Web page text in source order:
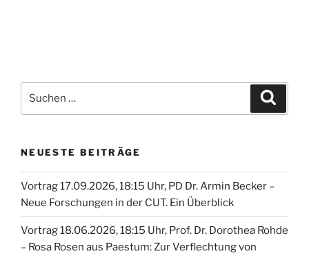
nach:
NEUESTE BEITRÄGE
Vortrag 17.09.2026, 18:15 Uhr, PD Dr. Armin Becker –
Neue Forschungen in der CUT. Ein Überblick
Vortrag 18.06.2026, 18:15 Uhr, Prof. Dr. Dorothea Rohde
– Rosa Rosen aus Paestum: Zur Verflechtung von